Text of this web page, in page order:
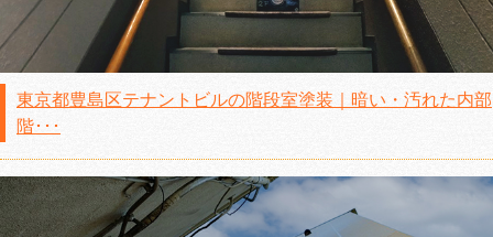
東京都豊島区テナントビルの階段室塗装｜暗い・汚れた内部
階･･･